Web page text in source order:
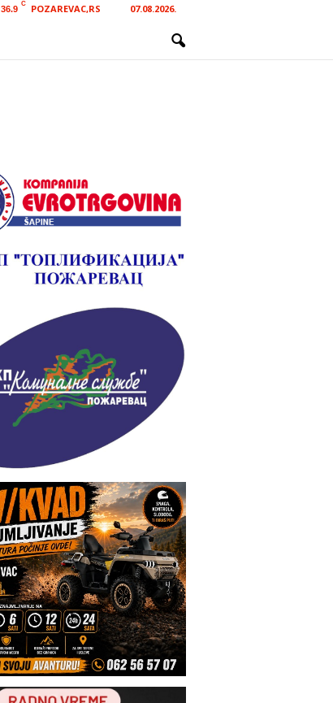
36.9
C POZAREVAC,RS 07.08.2026.